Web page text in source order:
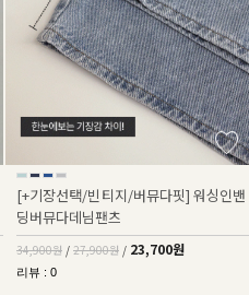
[+기장선택/빈티지/버뮤다핏] 워싱인밴
딩버뮤다데님팬츠
34,900원 / 27,900원 / 23,700원
리뷰 : 0